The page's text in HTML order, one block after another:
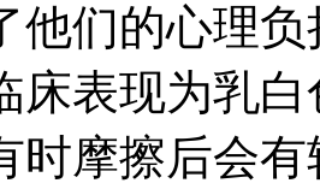
他们的心理
床表现为乳
时摩擦后会